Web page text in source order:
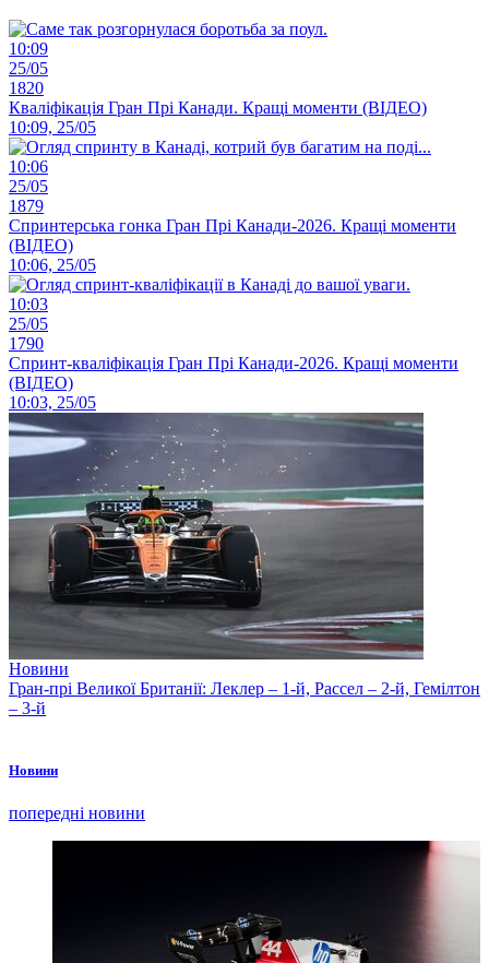
10:09
25/05
1820
Кваліфікація Гран Прі Канади. Кращі моменти (ВІДЕО)
10:09, 25/05
10:06
25/05
1879
Спринтерська гонка Гран Прі Канади-2026. Кращі моменти
(ВІДЕО)
10:06, 25/05
10:03
25/05
1790
Спринт-кваліфікація Гран Прі Канади-2026. Кращі моменти
(ВІДЕО)
10:03, 25/05
Новини
Гран-прі Великої Британії: Леклер – 1-й, Рассел – 2-й, Гемілтон
– 3-й
Новини
попередні новини